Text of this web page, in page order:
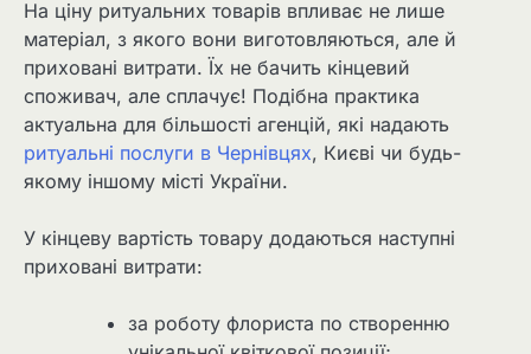
На ціну ритуальних товарів впливає не лише
матеріал, з якого вони виготовляються, але й
приховані витрати. Їх не бачить кінцевий
споживач, але сплачує! Подібна практика
актуальна для більшості агенцій, які надають
ритуальні послуги в Чернівцях, Києві чи будь-
якому іншому місті України.
У кінцеву вартість товару додаються наступні
приховані витрати:
за роботу флориста по створенню